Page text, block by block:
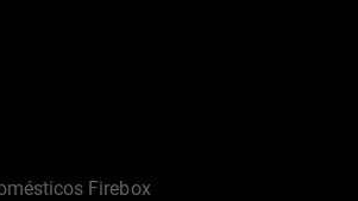
Firebox